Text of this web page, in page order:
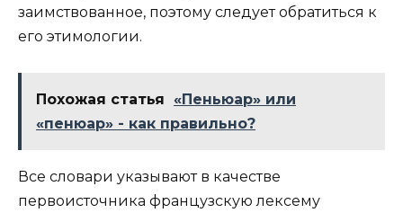
заимствованное, поэтому следует обратиться к
его этимологии.
Похожая статья
«Пеньюар» или
«пенюар» - как правильно?
Все словари указывают в качестве
первоисточника французскую лексему